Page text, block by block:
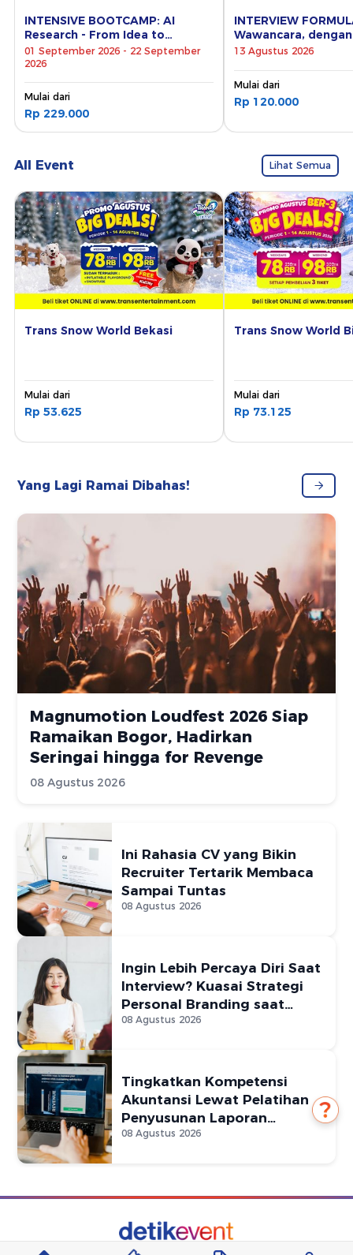
INTENSIVE BOOTCAMP: AI
Research - From Idea to
Proposal
01 September 2026 - 22 September
2026
Mulai dari
Rp 229.000
INTERVIEW
Wawancara,
Luar Biasa (Batch 4)
13 Agustus 2026
Mulai dari
Rp 120.000
All Event Lihat Semua
Trans Snow World Bekasi
Mulai dari
Rp 53.625
Trans Snow World
Mulai dari
Rp 73.125
Yang Lagi Ramai Dibahas!
Magnumotion Loudfest 2026 Siap
Ramaikan Bogor, Hadirkan
Seringai hingga for Revenge
08 Agustus 2026
Ini Rahasia CV yang Bikin
Recruiter Tertarik Membaca
Sampai Tuntas
08 Agustus 2026
Ingin Lebih Percaya Diri Saat
Interview? Kuasai Strategi
Personal Branding saat
Wawancara
08 Agustus 2026
Tingkatkan Kompetensi
Akuntansi Lewat Pelatihan
Penyusunan Laporan
Keuangan BNSP
08 Agustus 2026